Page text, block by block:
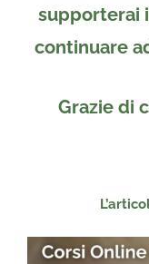
supporterai
continuare
Grazie di